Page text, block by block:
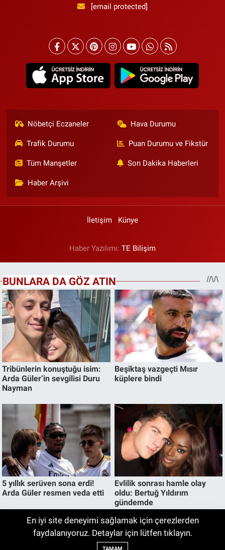
[email protected]
Nöbetçi Eczaneler Hava Durumu
Trafik Durumu Puan Durumu ve Fikstür
Tüm Manşetler Son Dakika Haberleri
Haber Arşivi
İletişim Künye
Haber Yazılımı: TE Bilişim
En iyi site deneyimi sağlamak için çerezlerden
faydalanıyoruz. Detaylar için lütfen tıklayın.
Bu Yöntemi Deneyenler Bir Daha Ağda ve
Jilete Dönmüyor! Foto Epilasyon